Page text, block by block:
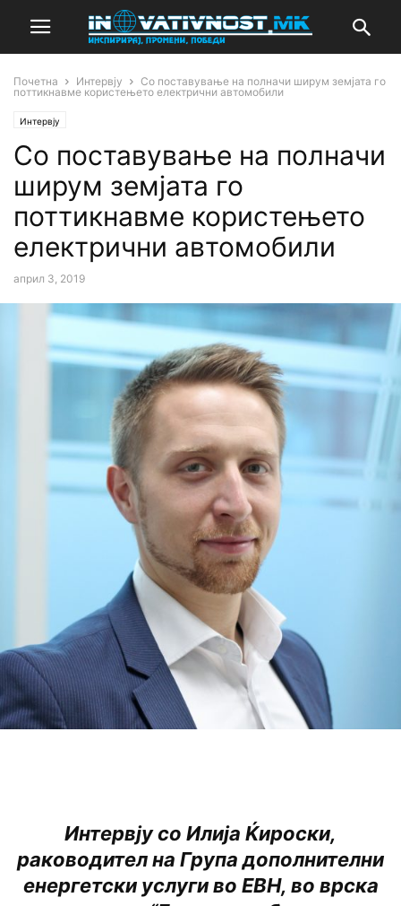
Почетна Интервју
Со поставување на полначи ширум земјата го
поттикнавме користењето електрични автомобили
Интервју
Со поставување на полначи
ширум земјата го
поттикнавме користењето
електрични автомобили
април 3, 2019
Интервју со Илија Ќироски,
раководител на Група дополнителни
енергетски услуги во ЕВН, во врска